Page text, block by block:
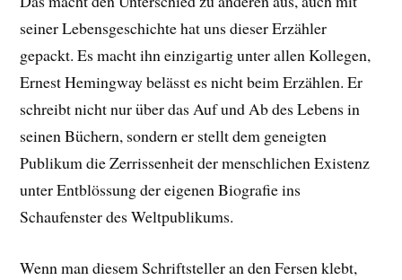
seiner Lebensgeschichte hat uns dieser Erzähler
gepackt. Es macht ihn einzigartig unter allen Kollegen,
Ernest Hemingway belässt es nicht beim Erzählen. Er
schreibt nicht nur über das Auf und Ab des Lebens in
seinen Büchern, sondern er stellt dem geneigten
Publikum die Zerrissenheit der menschlichen Existenz
unter Entblössung der eigenen Biografie ins
Schaufenster des Weltpublikums.
Wenn man diesem Schriftsteller an den Fersen klebt,